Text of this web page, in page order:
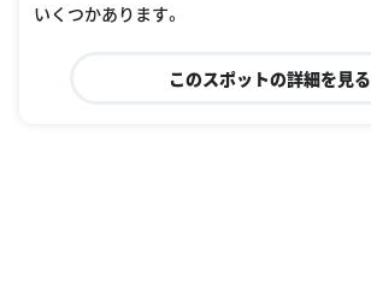
いくつかあります。
このスポットの詳細を見る